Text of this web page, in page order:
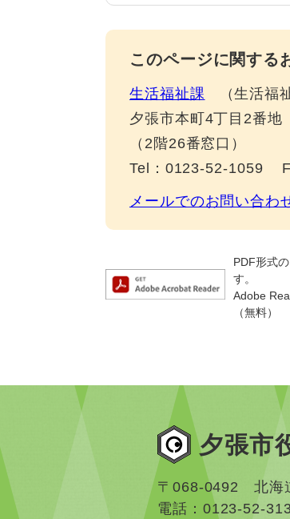
このページに関する
生活福祉課
生活福
夕張市本町4丁目2番地
（2階26番窓口）
Tel：0123-52-1059
メールでのお問い合わ
PDF形式
す。
Adobe
（無料）
夕張市
〒068-0492 北海
電話：0123-52-